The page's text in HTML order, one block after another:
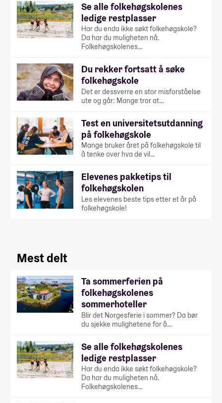
Se alle folkehøgskolenes
ledige restplasser
Har du enda ikke søkt folkehøgskole?
Da har du muligheten nå.
Folkehøgskolenes…
Du rekker fortsatt å søke
folkehøgskole
Det er dessverre en stor misforståelse
ute og går: Mange tror at…
Test en universitetsutdanning
på folkehøgskole
Mange bruker året på folkehøgskole til
å tenke over hva de vil…
Elevenes pakketips til
folkehøgskolen
Les elevenes beste tips etter et år på
folkehøgskole!
Mest delt
Ta sommerferien på
folkehøgskolenes
sommerhoteller
Blir det Norgesferie i sommer? Da bør
du sjekke mulighetene for å…
Se alle folkehøgskolenes
ledige restplasser
Har du enda ikke søkt folkehøgskole?
Da har du muligheten nå.
Folkehøgskolenes…